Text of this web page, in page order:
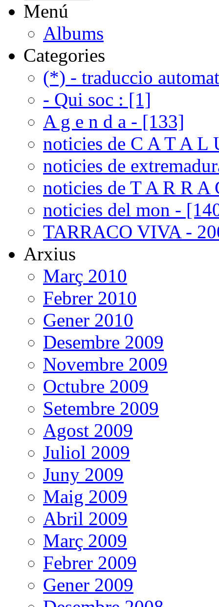
Menú
Albums
Categories
(*) - traduccio
- Qui soc : [1]
A g e n d a - [133]
noticies de C A T A L
noticies de
noticies de T A R R A
noticies del mon -
TARRACO VIVA -
Arxius
Març 2010
Febrer 2010
Gener 2010
Desembre 2009
Novembre 2009
Octubre 2009
Setembre 2009
Agost 2009
Juliol 2009
Juny 2009
Maig 2009
Abril 2009
Març 2009
Febrer 2009
Gener 2009